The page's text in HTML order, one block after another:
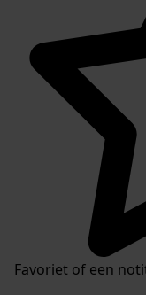
Favoriet of een